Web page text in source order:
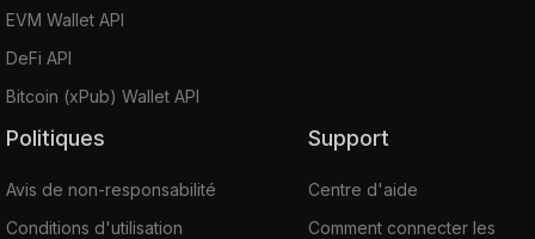
EVM Wallet API
DeFi API
Bitcoin (xPub) Wallet API
Politiques
Avis de non-responsabilité
Conditions d'utilisation
Support
Centre d'aide
Comment connecter les